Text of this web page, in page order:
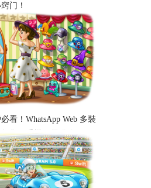
门！
看！WhatsApp Web 多裝
學｜手機、電腦跨平台